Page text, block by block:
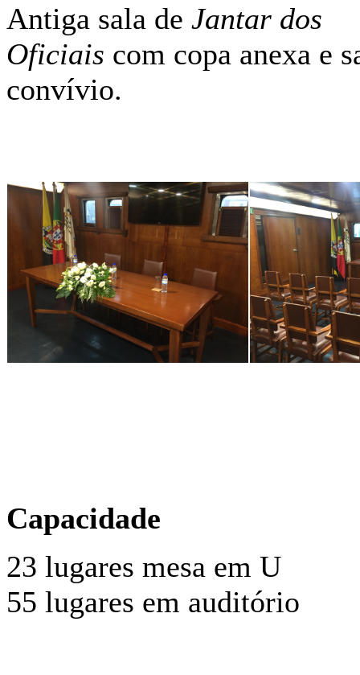
Antiga sala de Jantar dos
Oficiais com copa anexa e
convívio.
Capacidade
23 lugares mesa em U
55 lugares em auditório